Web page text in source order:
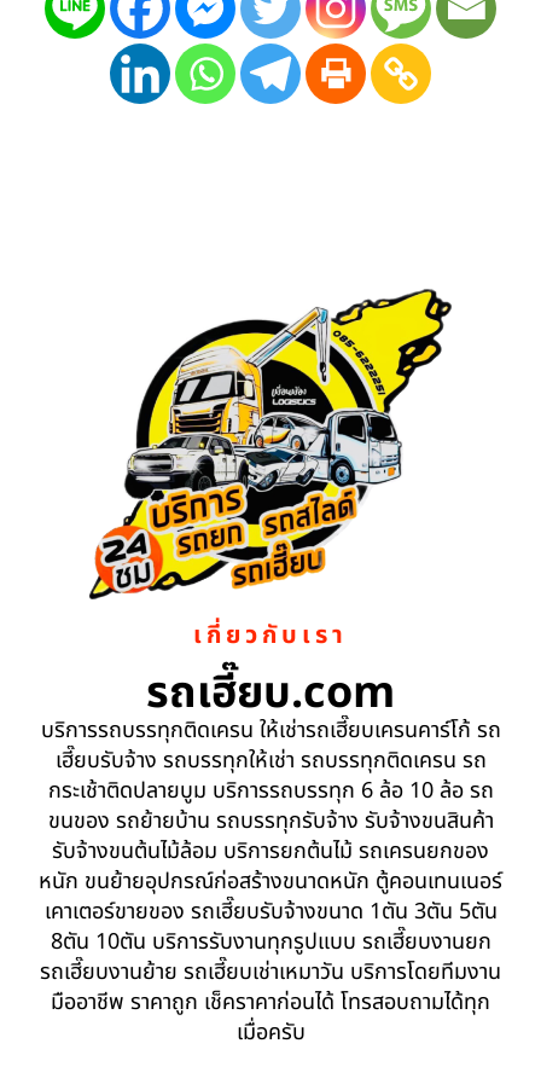
เกี่ยวกับเรา
รถเฮี๊ยบ.com
บริการรถบรรทุกติดเครน ให้เช่ารถเฮี๊ยบเครนคาร์โก้ รถ
เฮี๊ยบรับจ้าง รถบรรทุกให้เช่า รถบรรทุกติดเครน รถ
กระเช้าติดปลายบูม บริการรถบรรทุก 6 ล้อ 10 ล้อ รถ
ขนของ รถย้ายบ้าน รถบรรทุกรับจ้าง รับจ้างขนสินค้า
รับจ้างขนต้นไม้ล้อม บริการยกต้นไม้ รถเครนยกของ
หนัก ขนย้ายอุปกรณ์ก่อสร้างขนาดหนัก ตู้คอนเทนเนอร์
เคาเตอร์ขายของ รถเฮี๊ยบรับจ้างขนาด 1ตัน 3ตัน 5ตัน
8ตัน 10ตัน บริการรับงานทุกรูปแบบ รถเฮี๊ยบงานยก
รถเฮี๊ยบงานย้าย รถเฮี๊ยบเช่าเหมาวัน บริการโดยทีมงาน
มืออาชีพ ราคาถูก เช็คราคาก่อนได้ โทรสอบถามได้ทุก
เมื่อครับ